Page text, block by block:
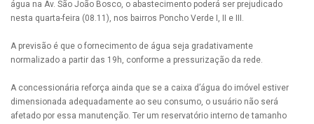
água na Av. São João Bosco, o abastecimento poderá ser prejudicado
nesta quarta-feira (08.11), nos bairros Poncho Verde I, II e III.
A previsão é que o fornecimento de água seja gradativamente
normalizado a partir das 19h, conforme a pressurização da rede.
A concessionária reforça ainda que se a caixa d’água do imóvel estiver
dimensionada adequadamente ao seu consumo, o usuário não será
afetado por essa manutenção. Ter um reservatório interno de tamanho